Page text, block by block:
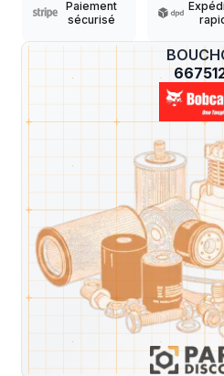
?
Paiement
sécurisé
Machines
Expédition et Retours
sous 48-
72h
—
Sous réserve
Livraison
transporteurs.
France
métropolitaine
Livraison
TOM).
totale
Pas de
calculé
votre